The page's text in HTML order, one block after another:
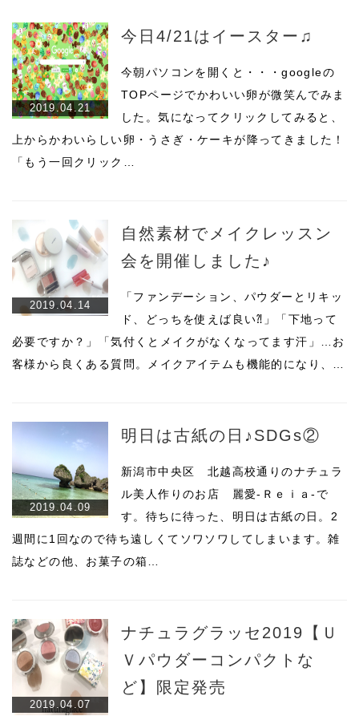
2019.04.21
今日4/21はイースター♫
今朝パソコンを開くと・・・googleの
TOPページでかわいい卵が微笑んでみま
した。気になってクリックしてみると、
上からかわいらしい卵・うさぎ・ケーキが降ってきました！
「もう一回クリック…
2019.04.14
自然素材でメイクレッスン
会を開催しました♪
「ファンデーション、パウダーとリキッ
ド、どっちを使えば良い⁈」「下地って
必要ですか？」「気付くとメイクがなくなってます汗」…お
客様から良くある質問。メイクアイテムも機能的になり、…
2019.04.09
明日は古紙の日♪SDGs②
新潟市中央区 北越高校通りのナチュラ
ル美人作りのお店 麗愛-Ｒｅｉａ-で
す。待ちに待った、明日は古紙の日。2
週間に1回なので待ち遠しくてソワソワしてしまいます。雑
誌などの他、お菓子の箱…
2019.04.07
ナチュラグラッセ2019【Ｕ
Ｖパウダーコンパクトな
ど】限定発売